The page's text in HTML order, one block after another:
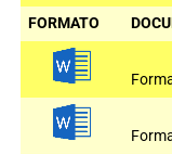
FORMATO